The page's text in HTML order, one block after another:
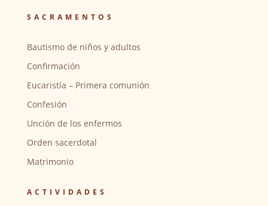
SACRAMENTOS
Bautismo de niños y adultos
Confirmación
Eucaristía – Primera comunión
Confesión
Unción de los enfermos
Orden sacerdotal
Matrimonio
ACTIVIDADES